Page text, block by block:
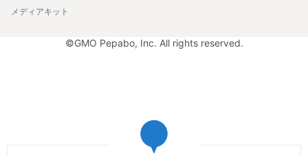
メディアキット
©GMO Pepabo, Inc. All rights reserved.